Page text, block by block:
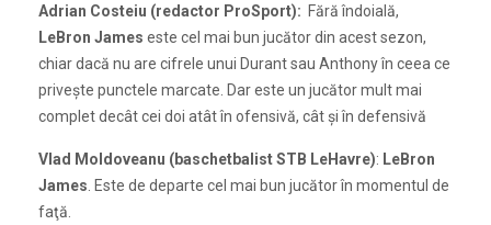
Adrian Costeiu (redactor ProSport): Fără îndoială,
LeBron James este cel mai bun jucător din acest sezon,
chiar dacă nu are cifrele unui Durant sau Anthony în ceea ce
priveşte punctele marcate. Dar este un jucător mult mai
complet decât cei doi atât în ofensivă, cât şi în defensivă
Vlad Moldoveanu (baschetbalist STB LeHavre): LeBron
James . Este de departe cel mai bun jucător în momentul de
faţă.